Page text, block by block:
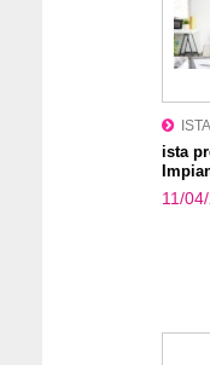
ISTA
ista
11/